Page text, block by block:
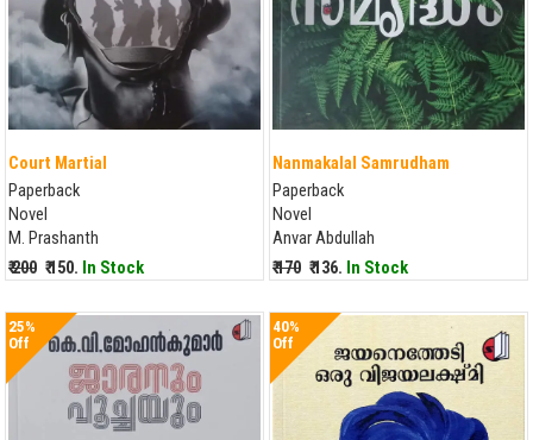
Court Martial
Paperback
Novel
M. Prashanth
₹ 200 ₹ 150. In Stock
Nanmakalal Samrudham
Paperback
Novel
Anvar Abdullah
₹ 170 ₹ 136. In Stock
25%
Off
40%
Off